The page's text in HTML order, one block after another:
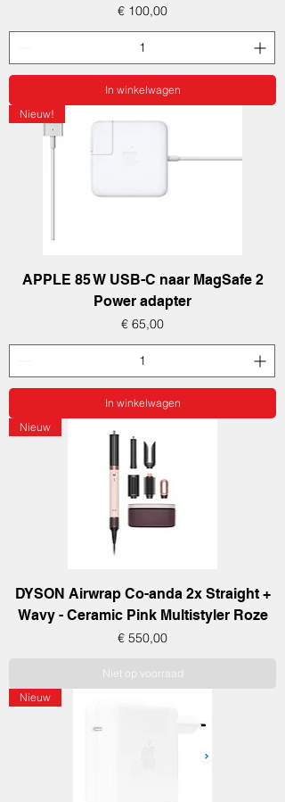
Prijs
€ 100,00
In winkelwagen
Nieuw!
APPLE 85 W USB-C naar MagSafe 2
Power adapter
Prijs
€ 65,00
In winkelwagen
Nieuw
DYSON Airwrap Co-anda 2x Straight +
Wavy - Ceramic Pink Multistyler Roze
Prijs
€ 550,00
Niet op voorraad
Nieuw